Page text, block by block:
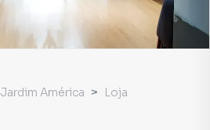
Jardim América
Loja